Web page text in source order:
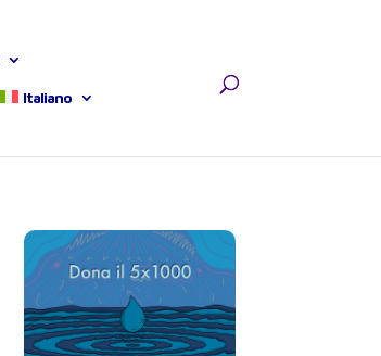
Italiano